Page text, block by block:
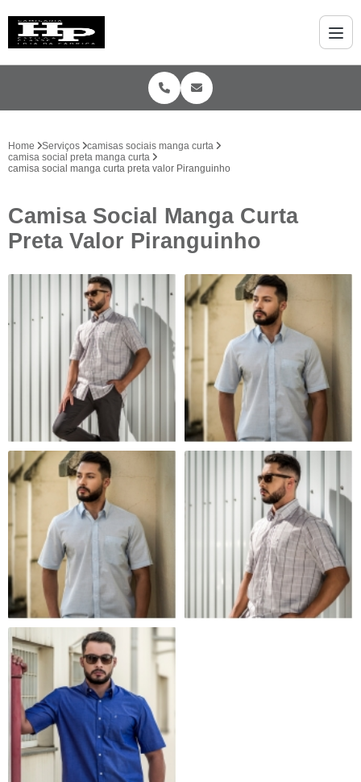
Home Serviços
camisas sociais manga curta
camisa social preta manga curta
camisa social manga curta preta valor Piranguinho
Camisa Social Manga Curta
Preta Valor Piranguinho